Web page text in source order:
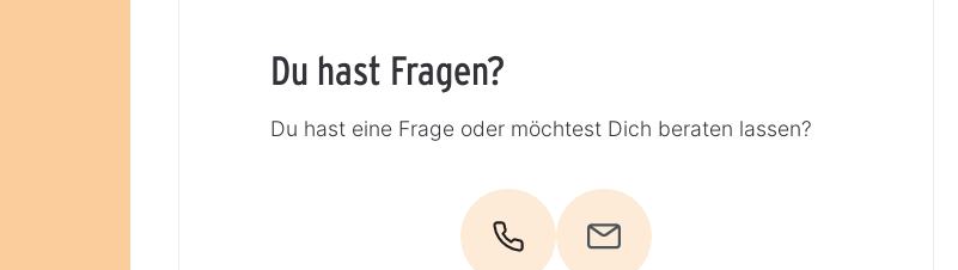
Du hast Fragen?
Du hast eine Frage oder möchtest Dich beraten lassen?